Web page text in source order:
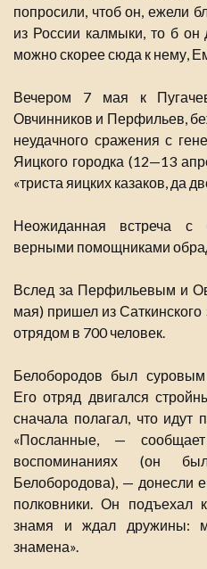
попросили, чтоб он, ежели
из России калмыки, то б он
можно скорее сюда к нему,
Вечером 7 мая к
Овчинников и Перфильев,
неудачного сражения с
Яицкого городка (12—13
«триста яицких казаков, да
Неожиданная встреча
верными помощниками
Вслед за Перфильевым и
мая) пришел из
отрядом в 700 человек.
Белобородов был
Его отряд двигался
сначала полагал, что идут
«Посланные, —
воспоминаниях (он
Белобородова), — донесли
полковники. Он подъехал
знамя и ждал дружины:
знамена».